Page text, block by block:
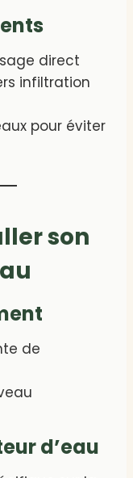
direct
infiltration
pour éviter
son
de
d’eau